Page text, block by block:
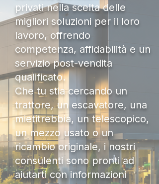
privati nella scelta delle
migliori soluzioni per il loro
lavoro, offrendo
competenza, affidabilità e un
servizio post-vendita
qualificato.
Che tu stia cercando un
trattore, un escavatore, una
mietitrebbia, un telescopico,
un mezzo usato o un
ricambio originale, i nostri
consulenti sono pronti ad
aiutarti con informazioni